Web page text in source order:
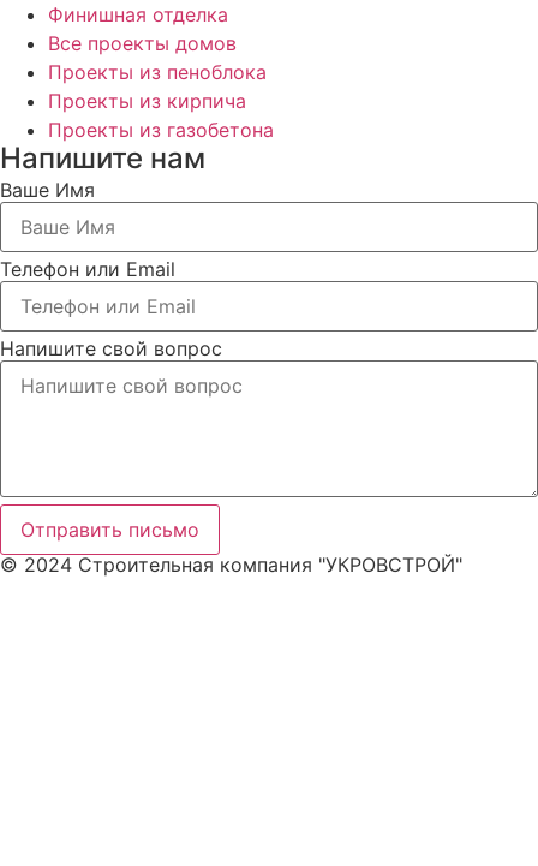
Финишная отделка
Все проекты домов
Проекты из пеноблока
Проекты из кирпича
Проекты из газобетона
Напишите нам
Ваше Имя
Телефон или Email
Напишите свой вопрос
Отправить письмо
© 2024 Строительная компания "УКРОВСТРОЙ"